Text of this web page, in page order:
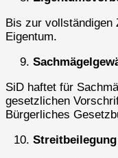
Bis zur vollständigen
Eigentum.
SiD haftet für
gesetzlichen
Bürgerliches
Streitbeilegung